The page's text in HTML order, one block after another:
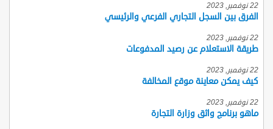
22 نوفمبر, 2023
الفرق بين السجل التجاري الفرعي والرئيسي
22 نوفمبر, 2023
طريقة الاستعلام عن رصيد المدفوعات
22 نوفمبر, 2023
كيف يمكن معاينة موقع المخالفة
22 نوفمبر, 2023
ماهو برنامج واثق وزارة التجارة